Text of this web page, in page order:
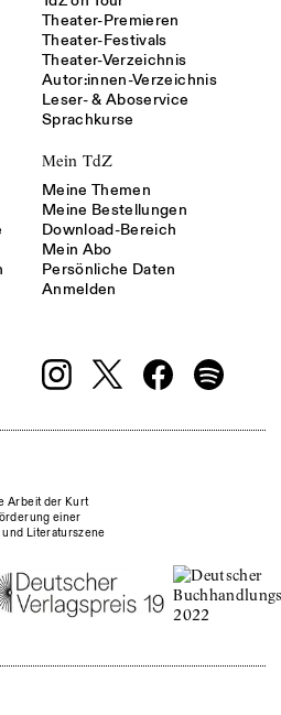
Theater-Premieren
Theater-Festivals
Theater-Verzeichnis
Autor:innen-Verzeichnis
Leser- & Aboservice
Sprachkurse
Mein TdZ
Meine Themen
Meine Bestellungen
Download-Bereich
Mein Abo
Persönliche Daten
Anmelden
Arbeit der Kurt
einer
und Literaturszene